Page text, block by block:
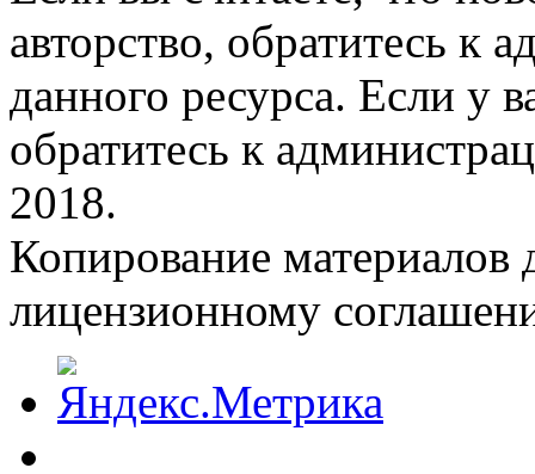
авторство, обратитесь к
данного ресурса. Если у
обратитесь к
2018.
Копирование материалов
лицензионному